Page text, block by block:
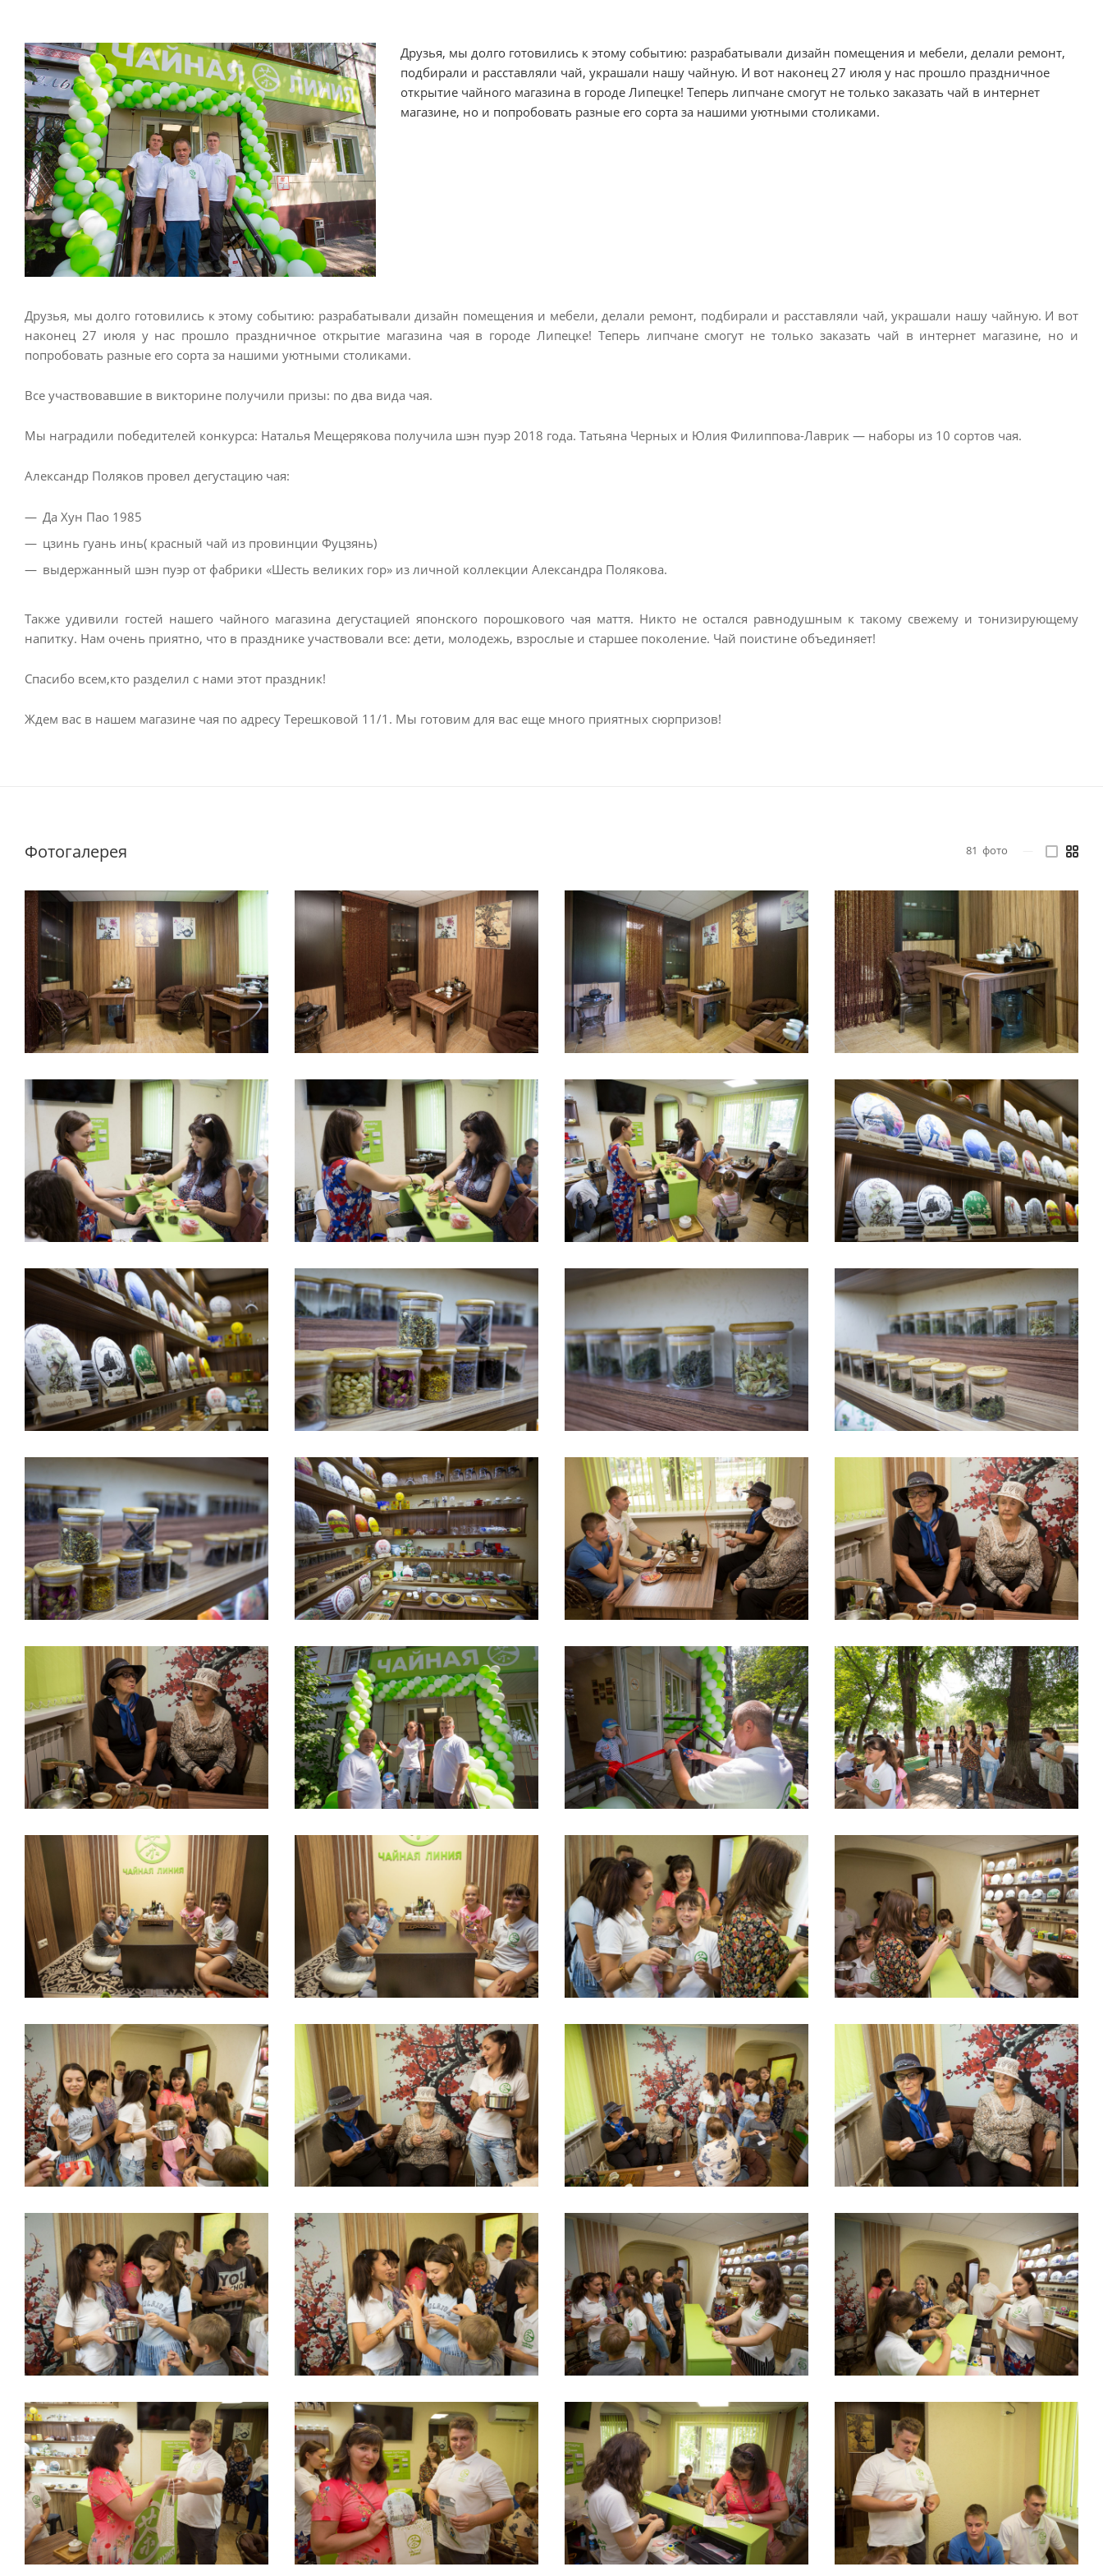
Друзья, мы долго готовились к этому событию: разрабатывали дизайн помещения и мебели, делали ремонт,
подбирали и расставляли чай, украшали нашу чайную. И вот наконец 27 июля у нас прошло праздничное
открытие чайного магазина в городе Липецке! Теперь липчане смогут не только заказать чай в интернет
магазине, но и попробовать разные его сорта за нашими уютными столиками.
Друзья, мы долго готовились к этому событию: разрабатывали дизайн помещения и мебели, делали ремонт, подбирали и расставляли чай, украшали нашу чайную. И вот
наконец 27 июля у нас прошло праздничное открытие магазина чая в городе Липецке! Теперь липчане смогут не только заказать чай в интернет магазине, но и
попробовать разные его сорта за нашими уютными столиками.
Все участвовавшие в викторине получили призы: по два вида чая.
Мы наградили победителей конкурса: Наталья Мещерякова получила шэн пуэр 2018 года. Татьяна Черных и Юлия Филиппова-Лаврик — наборы из 10 сортов чая.
Александр Поляков провел дегустацию чая:
Да Хун Пао 1985
цзинь гуань инь( красный чай из провинции Фуцзянь)
выдержанный шэн пуэр от фабрики «Шесть великих гор» из личной коллекции Александра Полякова.
Также удивили гостей нашего чайного магазина дегустацией японского порошкового чая маття. Никто не остался равнодушным к такому свежему и тонизирующему
напитку. Нам очень приятно, что в празднике участвовали все: дети, молодежь, взрослые и старшее поколение. Чай поистине объединяет!
Спасибо всем,кто разделил с нами этот праздник!
Ждем вас в нашем магазине чая по адресу Терешковой 11/1. Мы готовим для вас еще много приятных сюрпризов!
Фотогалерея 81 фото